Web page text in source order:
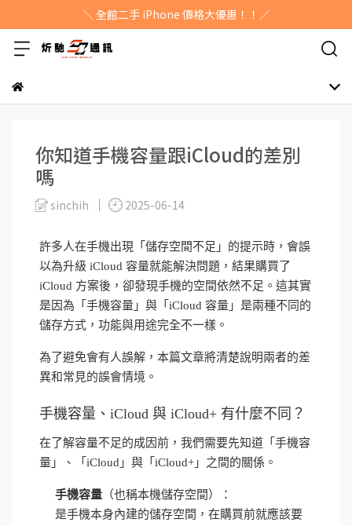
＼ 全館二手 iPhone 價格大優惠！！／
你知道手機容量跟iCloud的差別
嗎
sinchih 2025-06-14
許多人在手機出現「儲存空間不足」的提示時，會誤
以為升級 iCloud 容量就能解決問題，結果購買了
iCloud 方案後，卻發現手機的空間依然不足。這其實
是因為「手機容量」與「iCloud 容量」是兩種不同的
儲存方式，功能與用途完全不一樣。
為了避免會有人誤解，本篇文章將清楚說明兩者的差
異和常見的誤會情境。
手機容量、iCloud 與 iCloud+ 有什麼不同？
在了解容量不足的成因前，我們需要先知道「手機容
量」、「iCloud」與「iCloud+」之間的關係。
手機容量 （也稱本機儲存空間）：
是手機本身內建的儲存空間，在購買前就應該要